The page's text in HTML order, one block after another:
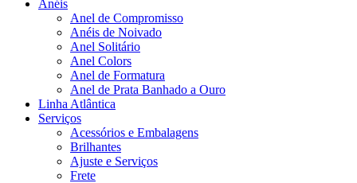
Anéis
Anel de Compromisso
Anéis de Noivado
Anel Solitário
Anel Colors
Anel de Formatura
Anel de Prata Banhado a Ouro
Linha Atlântica
Serviços
Acessórios e Embalagens
Brilhantes
Ajuste e Serviços
Frete